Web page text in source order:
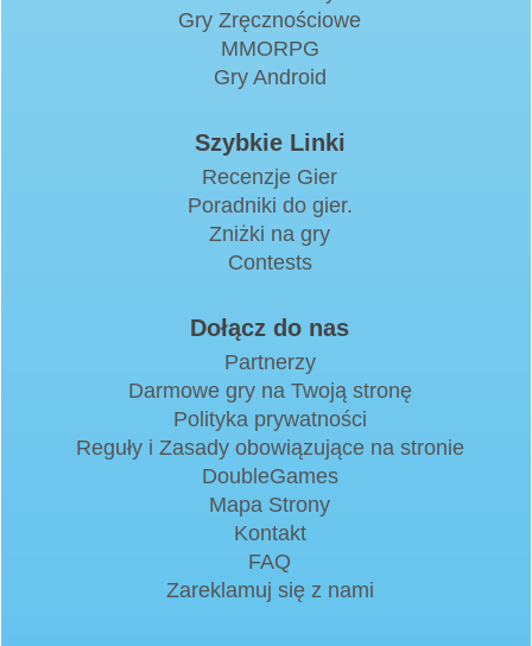
Gry Zręcznościowe
MMORPG
Gry Android
Szybkie Linki
Recenzje Gier
Poradniki do gier.
Zniżki na gry
Contests
Dołącz do nas
Partnerzy
Darmowe gry na Twoją stronę
Polityka prywatności
Reguły i Zasady obowiązujące na stronie
DoubleGames
Mapa Strony
Kontakt
FAQ
Zareklamuj się z nami